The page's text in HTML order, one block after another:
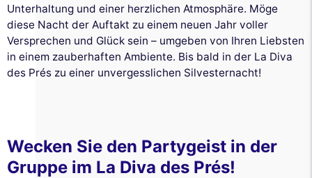
Unterhaltung und einer herzlichen Atmosphäre. Möge
diese Nacht der Auftakt zu einem neuen Jahr voller
Versprechen und Glück sein – umgeben von Ihren Liebsten
in einem zauberhaften Ambiente. Bis bald in der La Diva
des Prés zu einer unvergesslichen Silvesternacht!
Wecken Sie den Partygeist in der
Gruppe im La Diva des Prés!